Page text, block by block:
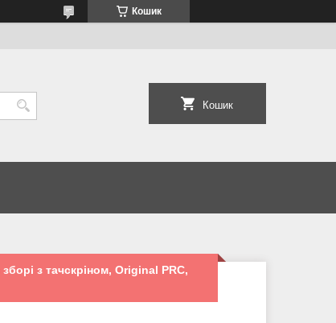
Кошик
Кошик
з тачскріном, Original PRC,